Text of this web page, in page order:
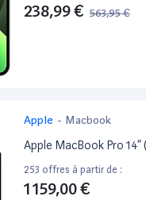
238,99 € 563,95 €
Apple - Macbook
Apple MacBook Pro 14”
253 offres à partir de :
1 159,00 €